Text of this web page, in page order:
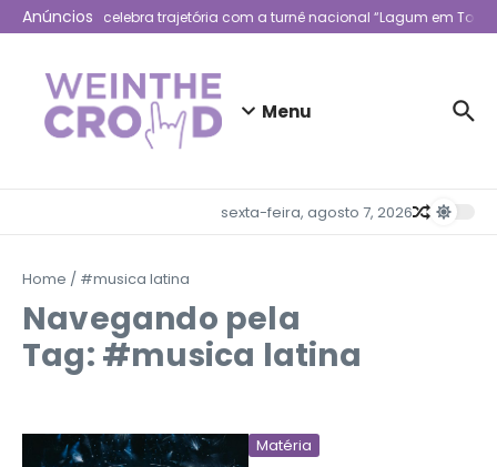
Ir para o conteúdo
Anúncios
Lagum celebra trajetória com a turnê nacional “Lagum em Todo
Menu
sexta-feira, agosto 7, 2026
Home / #musica latina
Navegando pela
Tag: #musica latina
Matéria